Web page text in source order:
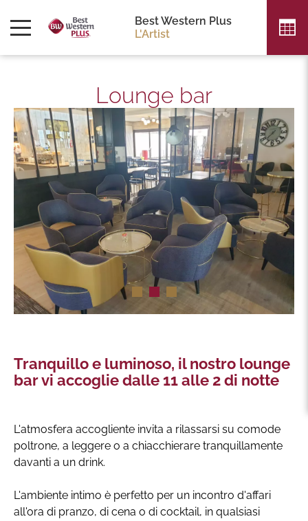
Best Western Plus
L'Artist
Lounge bar
Tranquillo e luminoso, il nostro lounge
bar vi accoglie dalle 11 alle 2 di notte
L'atmosfera accogliente invita a rilassarsi su comode
poltrone, a leggere o a chiacchierare tranquillamente
davanti a un drink.
L'ambiente intimo è perfetto per un incontro d'affari
all'ora di pranzo, di cena o di cocktail, in qualsiasi